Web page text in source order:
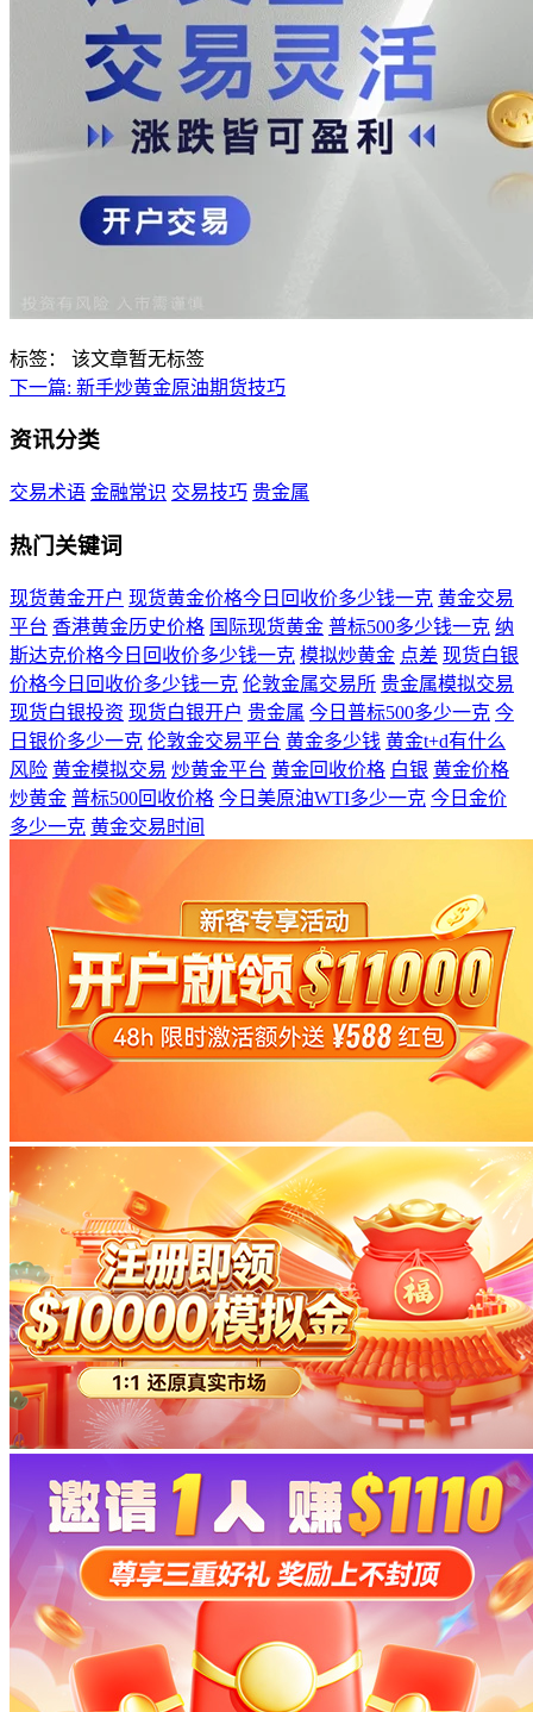
标签：
该文章暂无标签
下一篇: 新手炒黄金原油期货技巧
资讯分类
交易术语 金融常识 交易技巧 贵金属
热门关键词
现货黄金开户 现货黄金价格今日回收价多少钱一克 黄金交易
平台 香港黄金历史价格 国际现货黄金 普标500多少钱一克 纳
斯达克价格今日回收价多少钱一克 模拟炒黄金 点差 现货白银
价格今日回收价多少钱一克 伦敦金属交易所 贵金属模拟交易
现货白银投资 现货白银开户 贵金属 今日普标500多少一克 今
日银价多少一克 伦敦金交易平台 黄金多少钱 黄金t+d有什么
风险 黄金模拟交易 炒黄金平台 黄金回收价格 白银 黄金价格
炒黄金 普标500回收价格 今日美原油WTI多少一克 今日金价
多少一克 黄金交易时间